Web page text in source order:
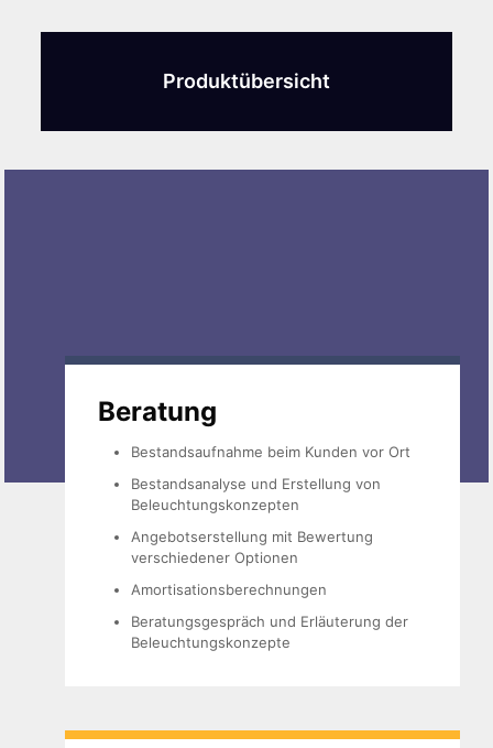
Produktübersicht
Beratung
Bestandsaufnahme beim Kunden vor Ort
Bestandsanalyse und Erstellung von
Beleuchtungskonzepten
Angebotserstellung mit Bewertung
verschiedener Optionen
Amortisationsberechnungen
Beratungsgespräch und Erläuterung der
Beleuchtungskonzepte